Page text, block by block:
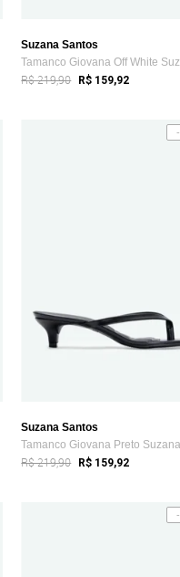
Suzana Santos
R$ 219,90 R$ 159,92
Suzana Santos
R$ 219,90 R$ 159,92